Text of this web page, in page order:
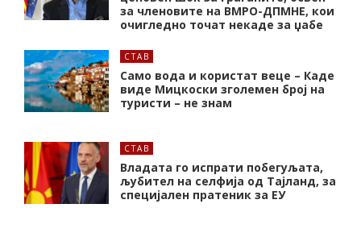
за членовите на ВМРО-ДПМНЕ, кои
очигледно точат некаде за џабе
СТАВ
Само вода и користат веце – Каде
виде Мицкоски зголемен број на
туристи – не знам
СТАВ
Владата го испрати побегуљата,
љубител на селфија од Тајланд, за
специјален пратеник за ЕУ